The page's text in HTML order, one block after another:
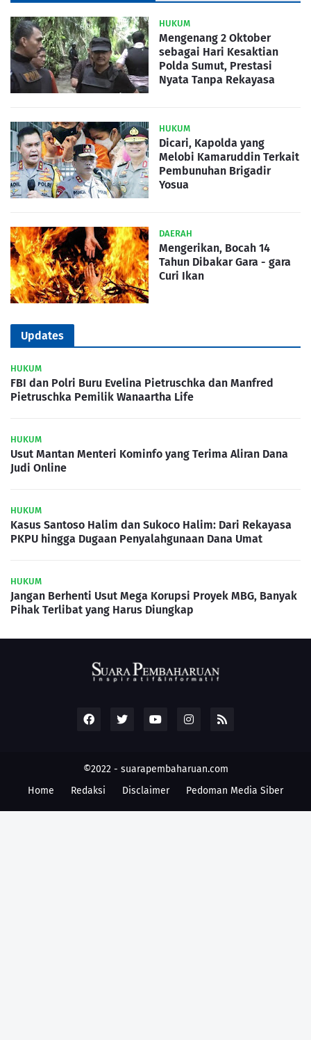
HUKUM
Mengenang 2 Oktober
sebagai Hari Kesaktian
Polda Sumut, Prestasi
Nyata Tanpa Rekayasa
HUKUM
Dicari, Kapolda yang
Melobi Kamaruddin Terkait
Pembunuhan Brigadir
Yosua
DAERAH
Mengerikan, Bocah 14
Tahun Dibakar Gara - gara
Curi Ikan
Updates
HUKUM
FBI dan Polri Buru Evelina Pietruschka dan Manfred
Pietruschka Pemilik Wanaartha Life
HUKUM
Usut Mantan Menteri Kominfo yang Terima Aliran Dana
Judi Online
HUKUM
Kasus Santoso Halim dan Sukoco Halim: Dari Rekayasa
PKPU hingga Dugaan Penyalahgunaan Dana Umat
HUKUM
Jangan Berhenti Usut Mega Korupsi Proyek MBG, Banyak
Pihak Terlibat yang Harus Diungkap
©2022 - suarapembaharuan.com
Home
Redaksi Disclaimer Pedoman Media Siber